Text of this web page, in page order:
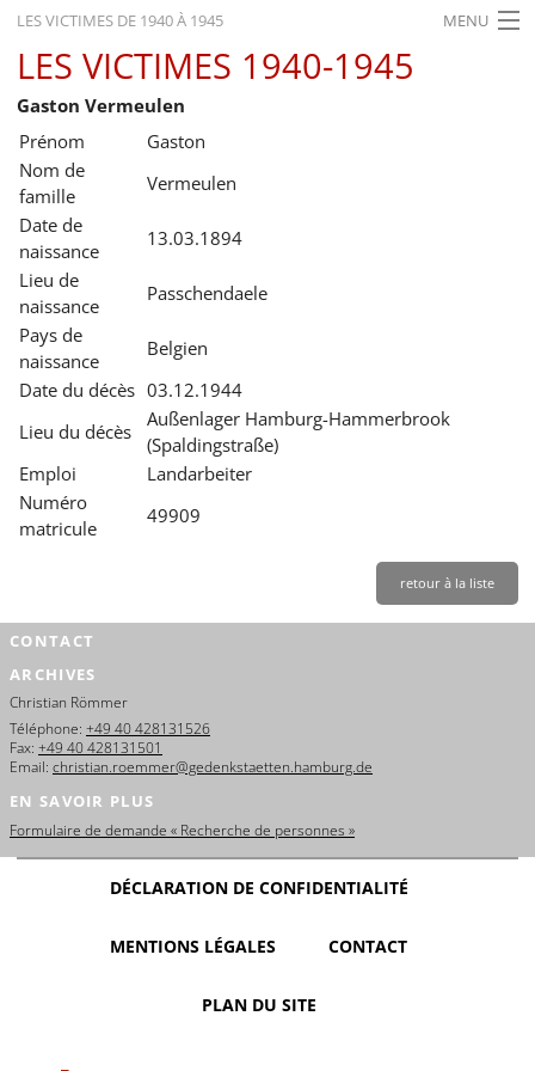
LES VICTIMES DE 1940 À 1945 MENU
ACCUEIL
ACTUALITÉS
EXPOSITIONS
HISTORIQUE
FORMATION
RECHERCHE
SERVICE
Français
LES VICTIMES 1940-1945
Gaston Vermeulen
Prénom
Gaston
Nom de
famille
Vermeulen
Date de
naissance
13.03.1894
Lieu de
naissance
Passchendaele
Pays de
naissance
Belgien
Date du décès 03.12.1944
Lieu du décès
Außenlager Hamburg-Hammerbrook
(Spaldingstraße)
Emploi
Landarbeiter
Numéro
matricule
49909
retour à la liste
CONTACT
ARCHIVES
Christian Römmer
Téléphone: +49 40 428131526
Fax: +49 40 428131501
Email: christian.roemmer@gedenkstaetten.hamburg.de
EN SAVOIR PLUS
Formulaire de demande « Recherche de personnes »
DÉCLARATION DE CONFIDENTIALITÉ
MENTIONS LÉGALES CONTACT
PLAN DU SITE